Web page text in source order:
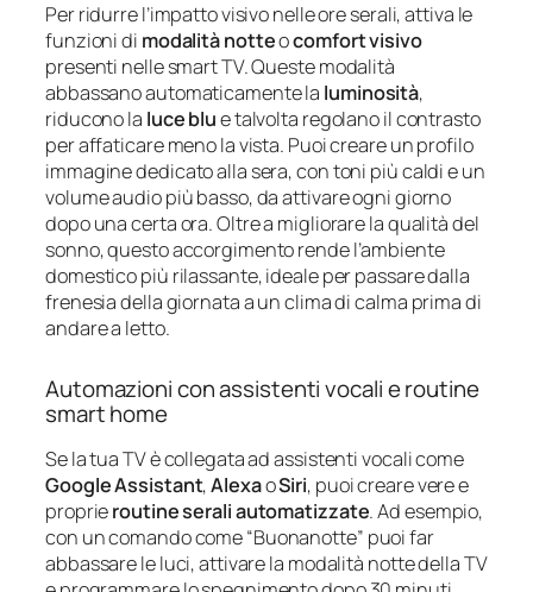
Per ridurre l’impatto visivo nelle ore serali, attiva le
funzioni di modalità notteocomfort visivo
presenti nelle smart TV. Queste modalità
abbassano automaticamente la luminosità,
riducono la luce blue talvolta regolano il contrasto
per affaticare meno la vista. Puoi creare un profilo
immagine dedicato alla sera, con toni più caldi e un
volume audio più basso, da attivare ogni giorno
dopo una certa ora. Oltre a migliorare la qualità del
sonno, questo accorgimento rende l’ambiente
domestico più rilassante, ideale per passare dalla
frenesia della giornata a un clima di calma prima di
andare a letto.
Automazioni con assistenti vocali e routine
smart home
Se la tua TV è collegata ad assistenti vocali come
Google Assistant,AlexaoSiri, puoi creare vere e
proprieroutine serali automatizzate. Ad esempio,
con un comando come “Buonanotte” puoi far
abbassare le luci, attivare la modalità notte della TV